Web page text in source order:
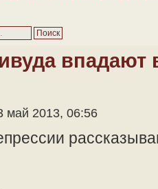
впадают
май 2013, 06:56